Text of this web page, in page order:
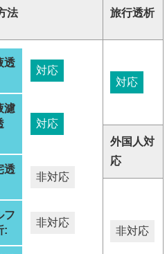
法 旅行透析
透
対応
濾
対応
透
非対応
フ
:
非対応
対応
外国人対
応
非対応